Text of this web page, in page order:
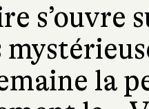
s’ouvre
la